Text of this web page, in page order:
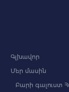
Գլխավոր
Մեր մասին
Բարի գալուստ